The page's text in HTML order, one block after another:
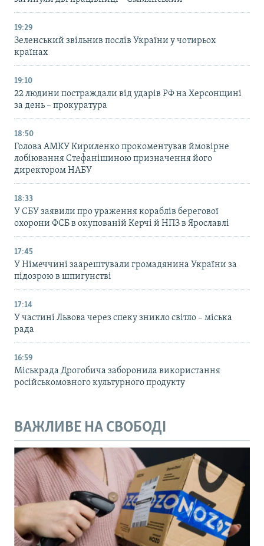
19:29
Зеленський звільнив послів України у чотирьох
країнах
19:10
22 людини постраждали від ударів РФ на Херсонщині
за день – прокуратура
18:50
Голова АМКУ Кириленко прокоментував ймовірне
лобіювання Стефанішиною призначення його
директором НАБУ
18:33
У СБУ заявили про ураження кораблів берегової
охорони ФСБ в окупованій Керчі й НПЗ в Ярославлі
17:45
У Німеччині заарештували громадянина України за
підозрою в шпигунстві
17:14
У частині Львова через спеку зникло світло – міська
рада
16:59
Міськрада Дрогобича заборонила використання
російськомовного культурного продукту
ВАЖЛИВЕ НА СВОБОДІ